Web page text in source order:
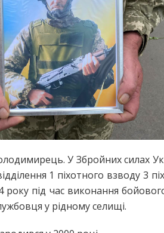
У Збройних силах
1 піхотного взводу 3
року під час виконання
у рідному селищі.